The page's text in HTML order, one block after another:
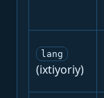
lang
(ixtiyoriy)